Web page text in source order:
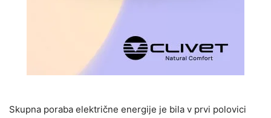
Skupna poraba električne energije je bila v prvi polovici